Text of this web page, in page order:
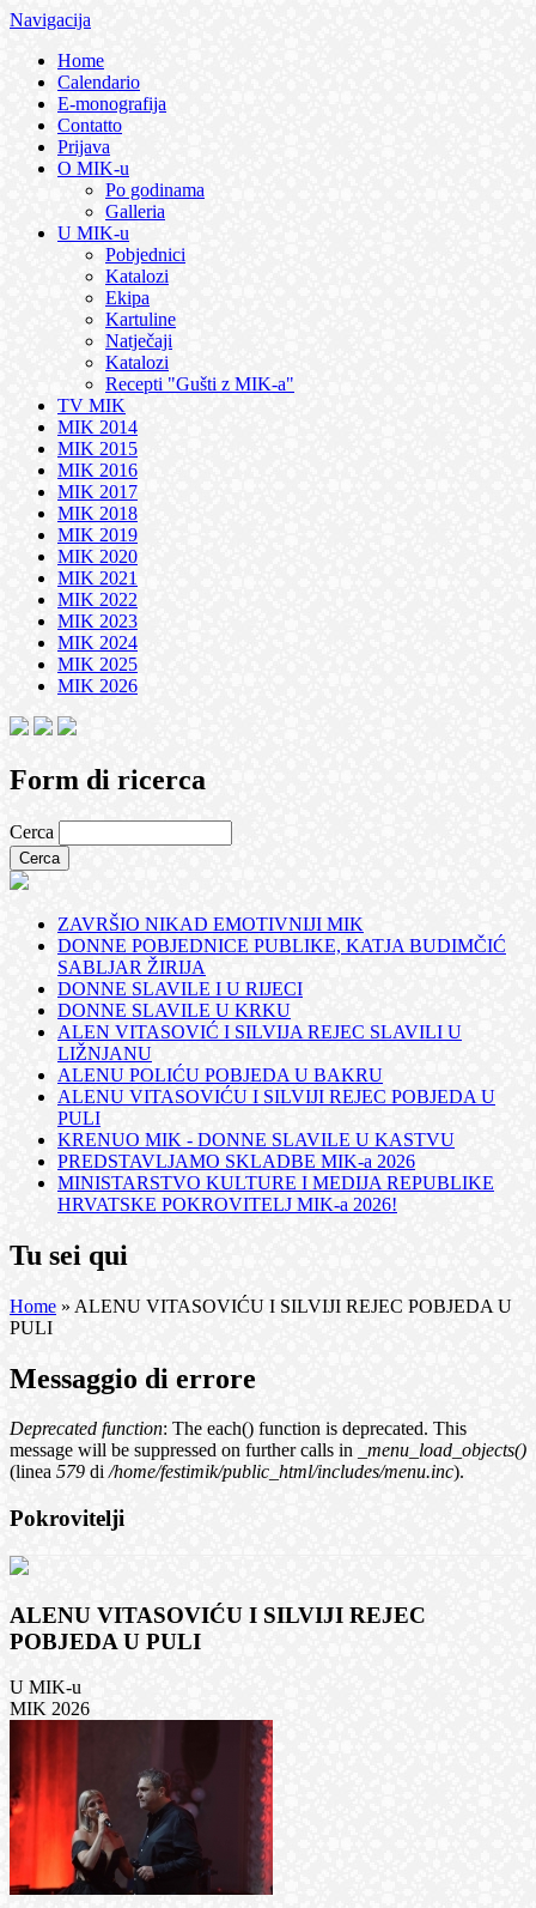
Navigacija
Home
Calendario
E-monografija
Contatto
Prijava
O MIK-u
Po godinama
Galleria
U MIK-u
Pobjednici
Katalozi
Ekipa
Kartuline
Natječaji
Katalozi
Recepti "Gušti z MIK-a"
TV MIK
MIK 2014
MIK 2015
MIK 2016
MIK 2017
MIK 2018
MIK 2019
MIK 2020
MIK 2021
MIK 2022
MIK 2023
MIK 2024
MIK 2025
MIK 2026
Form di ricerca
Cerca
ZAVRŠIO NIKAD EMOTIVNIJI MIK
DONNE POBJEDNICE PUBLIKE, KATJA BUDIMČIĆ
SABLJAR ŽIRIJA
DONNE SLAVILE I U RIJECI
DONNE SLAVILE U KRKU
ALEN VITASOVIĆ I SILVIJA REJEC SLAVILI U
LIŽNJANU
ALENU POLIĆU POBJEDA U BAKRU
ALENU VITASOVIĆU I SILVIJI REJEC POBJEDA U
PULI
KRENUO MIK - DONNE SLAVILE U KASTVU
PREDSTAVLJAMO SKLADBE MIK-a 2026
MINISTARSTVO KULTURE I MEDIJA REPUBLIKE
HRVATSKE POKROVITELJ MIK-a 2026!
Tu sei qui
Home » ALENU VITASOVIĆU I SILVIJI REJEC POBJEDA U
PULI
Messaggio di errore
Deprecated function: The each() function is deprecated. This
message will be suppressed on further calls in
_menu_load_objects()
(linea 579 di/home/festimik/public_html/includes/menu.inc).
Pokrovitelji
ALENU VITASOVIĆU I SILVIJI REJEC
POBJEDA U PULI
U MIK-u
MIK 2026